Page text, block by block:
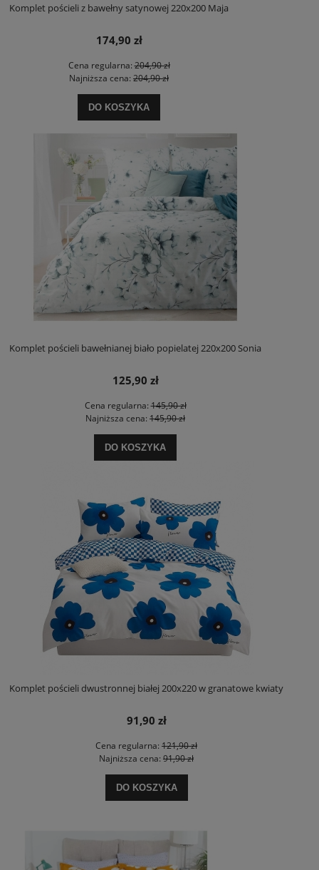
Komplet pościeli z bawełny satynowej 220x200 Maja
174,90 zł
Cena regularna:204,90 zł
Najniższa cena: 204,90 zł
DO KOSZYKA
Komplet pościeli bawełnianej biało popielatej 220x200 Sonia
125,90 zł
Cena regularna:145,90 zł
Najniższa cena: 145,90 zł
DO KOSZYKA
Komplet pościeli dwustronnej białej 200x220 w granatowe kwiaty
91,90 zł
Cena regularna: 121,90 zł
Najniższa cena: 91,90 zł
DO KOSZYKA